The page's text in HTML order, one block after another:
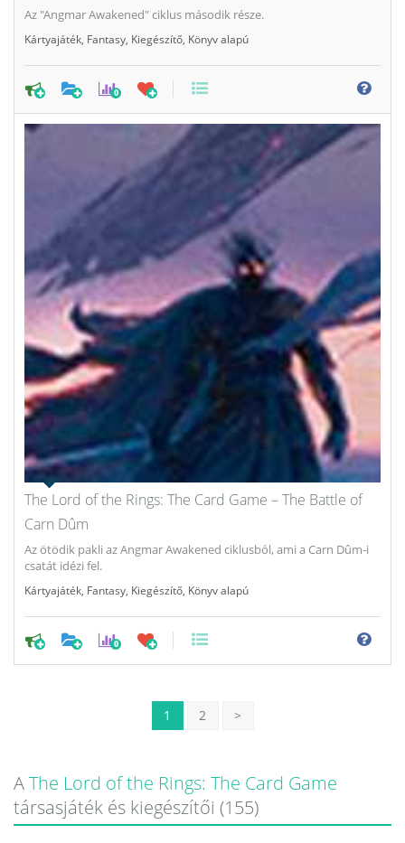
Az "Angmar Awakened" ciklus második része.
Kártyajáték Fantasy Kiegészítő Könyv alapú
0
The Lord of the Rings: The Card Game – The Battle of
Carn Dûm
Az ötödik pakli az Angmar Awakened ciklusból, ami a Carn Dûm-i
csatát idézi fel.
Kártyajáték Fantasy Kiegészítő Könyv alapú
0
1 2 >
AThe Lord of the Rings: The Card Game
társasjáték és kiegészítői (155)